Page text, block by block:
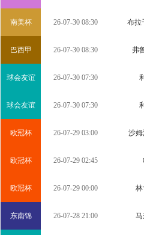
南美杯 26-07-30 08:30 布拉
巴西甲 26-07-30 08:30 弗
球会友谊 26-07-30 07:30
球会友谊 26-07-30 07:30
欧冠杯 26-07-29 03:00 沙
欧冠杯 26-07-29 02:45
欧冠杯 26-07-29 00:00 林
东南锦 26-07-28 21:00 马